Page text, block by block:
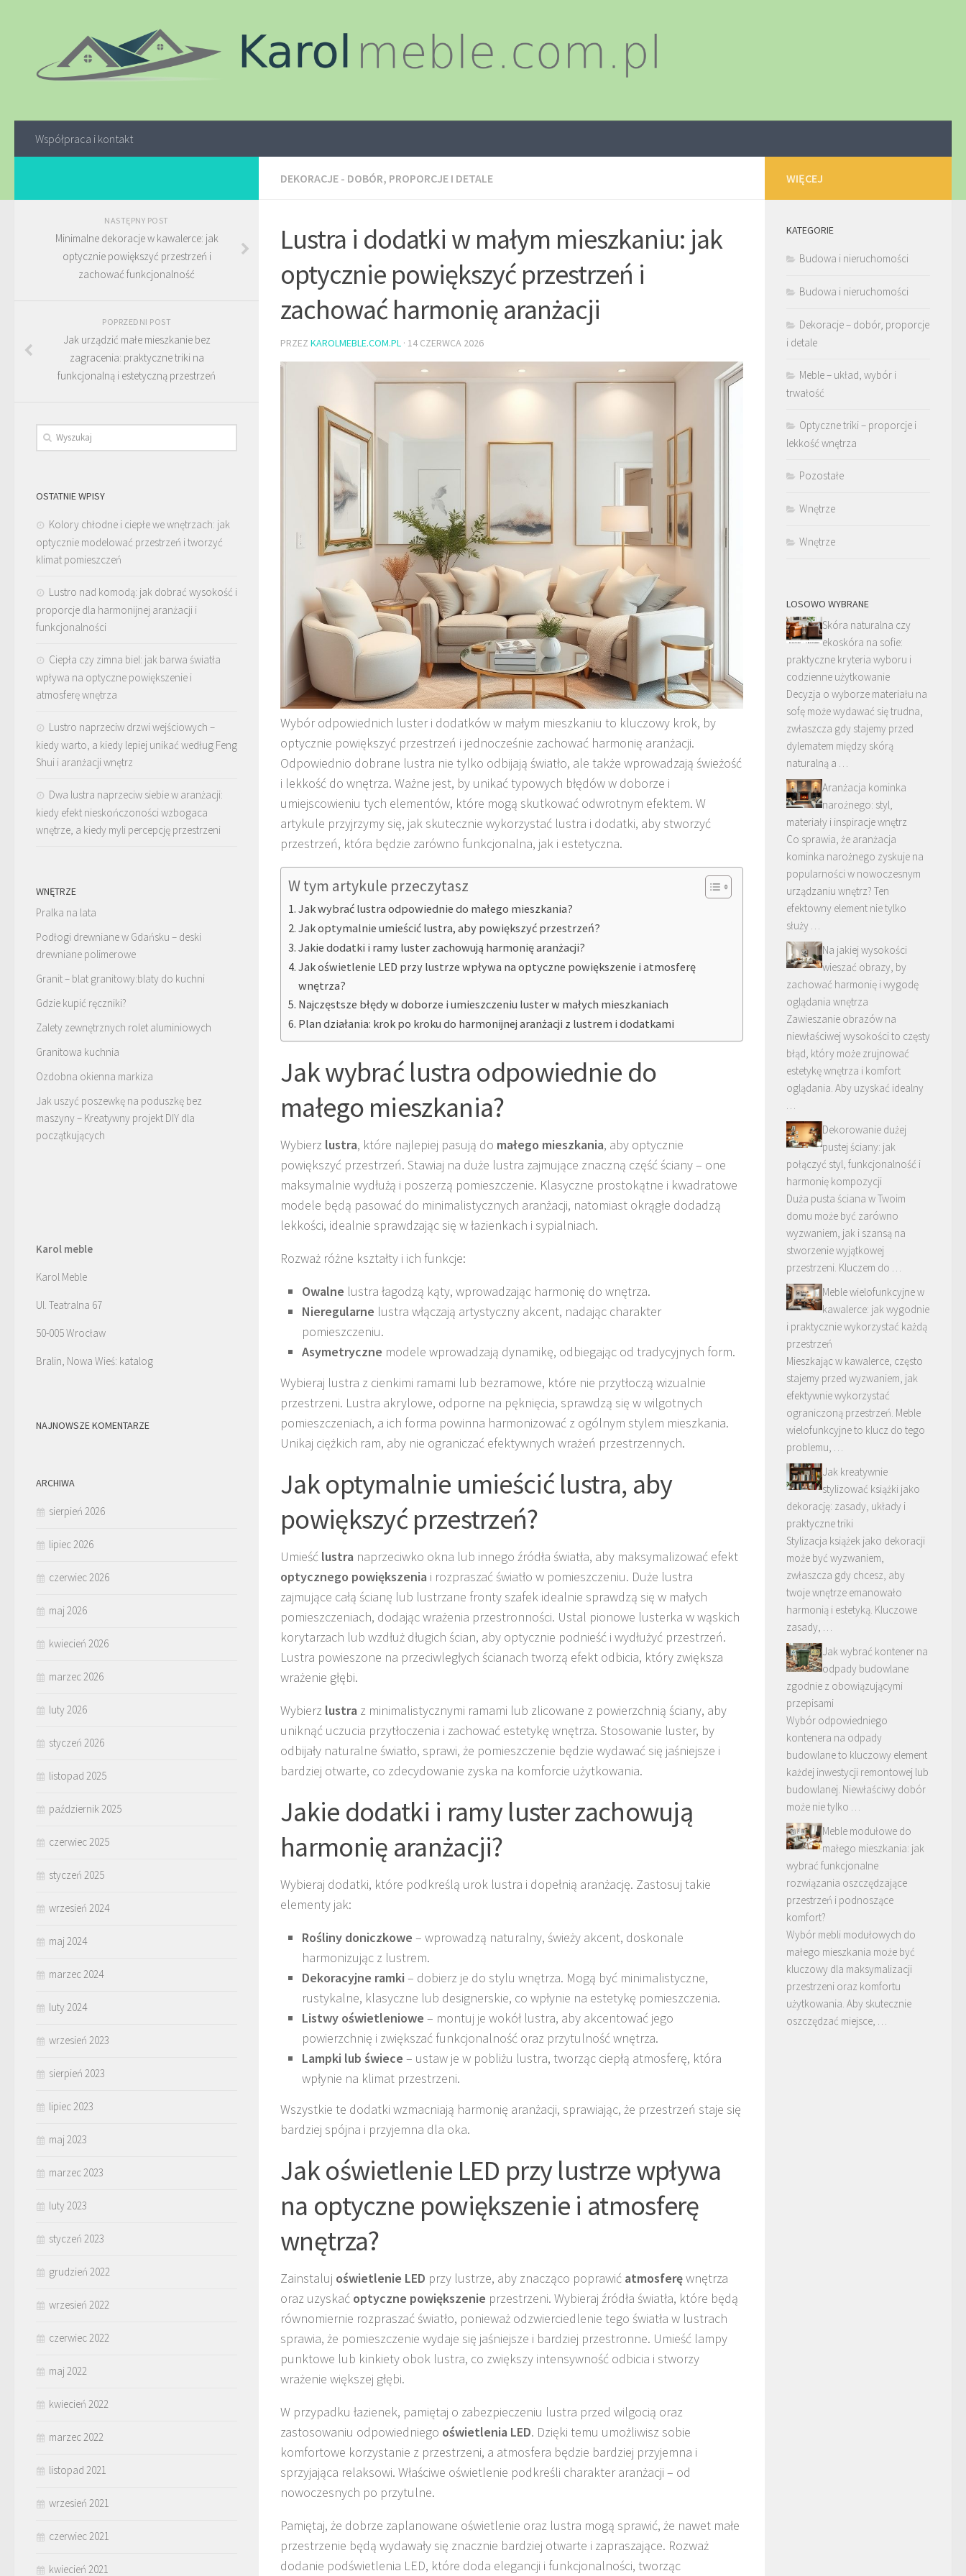
Współpraca i kontakt
DEKORACJE - DOBÓR, PROPORCJE I DETALE
Lustra i dodatki w małym mieszkaniu: jak
optycznie powiększyć przestrzeń i
zachować harmonię aranżacji
PRZEZ KAROLMEBLE.COM.PL · 14 CZERWCA 2026
Wybór odpowiednich luster i dodatków w małym mieszkaniu to kluczowy krok, by
optycznie powiększyć przestrzeń i jednocześnie zachować harmonię aranżacji.
Odpowiednio dobrane lustra nie tylko odbijają światło, ale także wprowadzają świeżość
i lekkość do wnętrza. Ważne jest, by unikać typowych błędów w doborze i
umiejscowieniu tych elementów, które mogą skutkować odwrotnym efektem. W
artykule przyjrzymy się, jak skutecznie wykorzystać lustra i dodatki, aby stworzyć
przestrzeń, która będzie zarówno funkcjonalna, jak i estetyczna.
W tym artykule przeczytasz
Jak wybrać lustra odpowiednie do małego mieszkania?
Jak optymalnie umieścić lustra, aby powiększyć przestrzeń?
Jakie dodatki i ramy luster zachowują harmonię aranżacji?
Jak oświetlenie LED przy lustrze wpływa na optyczne powiększenie i atmosferę
wnętrza?
Najczęstsze błędy w doborze i umieszczeniu luster w małych mieszkaniach
Plan działania: krok po kroku do harmonijnej aranżacji z lustrem i dodatkami
Jak wybrać lustra odpowiednie do
małego mieszkania?
Wybierz lustra, które najlepiej pasują do małego mieszkania, aby optycznie
powiększyć przestrzeń. Stawiaj na duże lustra zajmujące znaczną część ściany – one
maksymalnie wydłużą i poszerzą pomieszczenie. Klasyczne prostokątne i kwadratowe
modele będą pasować do minimalistycznych aranżacji, natomiast okrągłe dodadzą
lekkości, idealnie sprawdzając się w łazienkach i sypialniach.
Rozważ różne kształty i ich funkcje:
Owalne lustra łagodzą kąty, wprowadzając harmonię do wnętrza.
Nieregularne lustra włączają artystyczny akcent, nadając charakter
pomieszczeniu.
Asymetryczne modele wprowadzają dynamikę, odbiegając od tradycyjnych form.
Wybieraj lustra z cienkimi ramami lub bezramowe, które nie przytłoczą wizualnie
przestrzeni. Lustra akrylowe, odporne na pęknięcia, sprawdzą się w wilgotnych
pomieszczeniach, a ich forma powinna harmonizować z ogólnym stylem mieszkania.
Unikaj ciężkich ram, aby nie ograniczać efektywnych wrażeń przestrzennych.
Jak optymalnie umieścić lustra, aby
powiększyć przestrzeń?
Umieść lustra naprzeciwko okna lub innego źródła światła, aby maksymalizować efekt
optycznego powiększenia i rozpraszać światło w pomieszczeniu. Duże lustra
zajmujące całą ścianę lub lustrzane fronty szafek idealnie sprawdzą się w małych
pomieszczeniach, dodając wrażenia przestronności. Ustal pionowe lusterka w wąskich
korytarzach lub wzdłuż długich ścian, aby optycznie podnieść i wydłużyć przestrzeń.
Lustra powieszone na przeciwległych ścianach tworzą efekt odbicia, który zwiększa
wrażenie głębi.
Wybierz lustra z minimalistycznymi ramami lub zlicowane z powierzchnią ściany, aby
uniknąć uczucia przytłoczenia i zachować estetykę wnętrza. Stosowanie luster, by
odbijały naturalne światło, sprawi, że pomieszczenie będzie wydawać się jaśniejsze i
bardziej otwarte, co zdecydowanie zyska na komforcie użytkowania.
Jakie dodatki i ramy luster zachowują
harmonię aranżacji?
Wybieraj dodatki, które podkreślą urok lustra i dopełnią aranżację. Zastosuj takie
elementy jak:
Rośliny doniczkowe – wprowadzą naturalny, świeży akcent, doskonale
harmonizując z lustrem.
Dekoracyjne ramki – dobierz je do stylu wnętrza. Mogą być minimalistyczne,
rustykalne, klasyczne lub designerskie, co wpłynie na estetykę pomieszczenia.
Listwy oświetleniowe – montuj je wokół lustra, aby akcentować jego
powierzchnię i zwiększać funkcjonalność oraz przytulność wnętrza.
Lampki lub świece – ustaw je w pobliżu lustra, tworząc ciepłą atmosferę, która
wpłynie na klimat przestrzeni.
Wszystkie te dodatki wzmacniają harmonię aranżacji, sprawiając, że przestrzeń staje się
bardziej spójna i przyjemna dla oka.
Jak oświetlenie LED przy lustrze wpływa
na optyczne powiększenie i atmosferę
wnętrza?
Zainstaluj oświetlenie LED przy lustrze, aby znacząco poprawić atmosferęwnętrza
oraz uzyskać optyczne powiększenie przestrzeni. Wybieraj źródła światła, które będą
równomiernie rozpraszać światło, ponieważ odzwierciedlenie tego światła w lustrach
sprawia, że pomieszczenie wydaje się jaśniejsze i bardziej przestronne. Umieść lampy
punktowe lub kinkiety obok lustra, co zwiększy intensywność odbicia i stworzy
wrażenie większej głębi.
W przypadku łazienek, pamiętaj o zabezpieczeniu lustra przed wilgocią oraz
zastosowaniu odpowiedniego oświetlenia LED. Dzięki temu umożliwisz sobie
komfortowe korzystanie z przestrzeni, a atmosfera będzie bardziej przyjemna i
sprzyjająca relaksowi. Właściwe oświetlenie podkreśli charakter aranżacji – od
nowoczesnych po przytulne.
Pamiętaj, że dobrze zaplanowane oświetlenie oraz lustra mogą sprawić, że nawet małe
przestrzenie będą wydawały się znacznie bardziej otwarte i zapraszające. Rozważ
dodanie podświetlenia LED, które doda elegancji i funkcjonalności, tworząc
NASTĘPNY POST
Minimalne dekoracje w kawalerce: jak
optycznie powiększyć przestrzeń i
zachować funkcjonalność
POPRZEDNI POST
Jak urządzić małe mieszkanie bez
zagracenia: praktyczne triki na
funkcjonalną i estetyczną przestrzeń
OSTATNIE WPISY
Kolory chłodne i ciepłe we wnętrzach: jak
optycznie modelować przestrzeń i tworzyć
klimat pomieszczeń
Lustro nad komodą: jak dobrać wysokość i
proporcje dla harmonijnej aranżacji i
funkcjonalności
Ciepła czy zimna biel: jak barwa światła
wpływa na optyczne powiększenie i
atmosferę wnętrza
Lustro naprzeciw drzwi wejściowych –
kiedy warto, a kiedy lepiej unikać według Feng
Shui i aranżacji wnętrz
Dwa lustra naprzeciw siebie w aranżacji:
kiedy efekt nieskończoności wzbogaca
wnętrze, a kiedy myli percepcję przestrzeni
WNĘTRZE
Pralka na lata
Podłogi drewniane w Gdańsku – deski
drewniane polimerowe
Granit – blat granitowy:blaty do kuchni
Gdzie kupić ręczniki?
Zalety zewnętrznych rolet aluminiowych
Granitowa kuchnia
Ozdobna okienna markiza
Jak uszyć poszewkę na poduszkę bez
maszyny – Kreatywny projekt DIY dla
początkujących
Karol meble
Karol Meble
Ul. Teatralna 67
50-005 Wrocław
Bralin, Nowa Wieś: katalog
NAJNOWSZE KOMENTARZE
ARCHIWA
sierpień 2026
lipiec 2026
czerwiec 2026
maj 2026
kwiecień 2026
marzec 2026
luty 2026
styczeń 2026
listopad 2025
październik 2025
czerwiec 2025
styczeń 2025
wrzesień 2024
maj 2024
marzec 2024
luty 2024
wrzesień 2023
sierpień 2023
lipiec 2023
maj 2023
marzec 2023
luty 2023
styczeń 2023
grudzień 2022
wrzesień 2022
czerwiec 2022
maj 2022
kwiecień 2022
marzec 2022
listopad 2021
wrzesień 2021
czerwiec 2021
kwiecień 2021
WIĘCEJ
KATEGORIE
Budowa i nieruchomości
Budowa i nieruchomości
Dekoracje – dobór, proporcje
i detale
Meble – układ, wybór i
trwałość
Optyczne triki – proporcje i
lekkość wnętrza
Pozostałe
Wnętrze
Wnętrze
LOSOWO WYBRANE
Skóra naturalna czy
ekoskóra na sofie:
praktyczne kryteria wyboru i
codzienne użytkowanie
Decyzja o wyborze materiału na
sofę może wydawać się trudna,
zwłaszcza gdy stajemy przed
dylematem między skórą
naturalną a …
Aranżacja kominka
narożnego: styl,
materiały i inspiracje wnętrz
Co sprawia, że aranżacja
kominka narożnego zyskuje na
popularności w nowoczesnym
urządzaniu wnętrz? Ten
efektowny element nie tylko
służy …
Na jakiej wysokości
wieszać obrazy, by
zachować harmonię i wygodę
oglądania wnętrza
Zawieszanie obrazów na
niewłaściwej wysokości to częsty
błąd, który może zrujnować
estetykę wnętrza i komfort
oglądania. Aby uzyskać idealny
…
Dekorowanie dużej
pustej ściany: jak
połączyć styl, funkcjonalność i
harmonię kompozycji
Duża pusta ściana w Twoim
domu może być zarówno
wyzwaniem, jak i szansą na
stworzenie wyjątkowej
przestrzeni. Kluczem do …
Meble wielofunkcyjne w
kawalerce: jak wygodnie
i praktycznie wykorzystać każdą
przestrzeń
Mieszkając w kawalerce, często
stajemy przed wyzwaniem, jak
efektywnie wykorzystać
ograniczoną przestrzeń. Meble
wielofunkcyjne to klucz do tego
problemu, …
Jak kreatywnie
stylizować książki jako
dekorację: zasady, układy i
praktyczne triki
Stylizacja książek jako dekoracji
może być wyzwaniem,
zwłaszcza gdy chcesz, aby
twoje wnętrze emanowało
harmonią i estetyką. Kluczowe
zasady, …
Jak wybrać kontener na
odpady budowlane
zgodnie z obowiązującymi
przepisami
Wybór odpowiedniego
kontenera na odpady
budowlane to kluczowy element
każdej inwestycji remontowej lub
budowlanej. Niewłaściwy dobór
może nie tylko …
Meble modułowe do
małego mieszkania: jak
wybrać funkcjonalne
rozwiązania oszczędzające
przestrzeń i podnoszące
komfort?
Wybór mebli modułowych do
małego mieszkania może być
kluczowy dla maksymalizacji
przestrzeni oraz komfortu
użytkowania. Aby skutecznie
oszczędzać miejsce, …